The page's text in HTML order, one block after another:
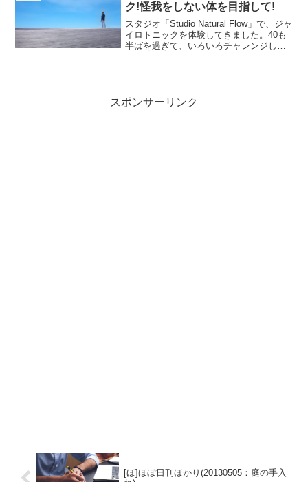
ク!怪我をしない体を目指して!
スタジオ「Studio Natural Flow」で、ジャ
イロトニックを体験してきました。40も
半ばを過ぎて、いろいろチャレンジして
スポンサーリンク
[ほ]ほぼ日刊ほかり(20130505：庭の手入